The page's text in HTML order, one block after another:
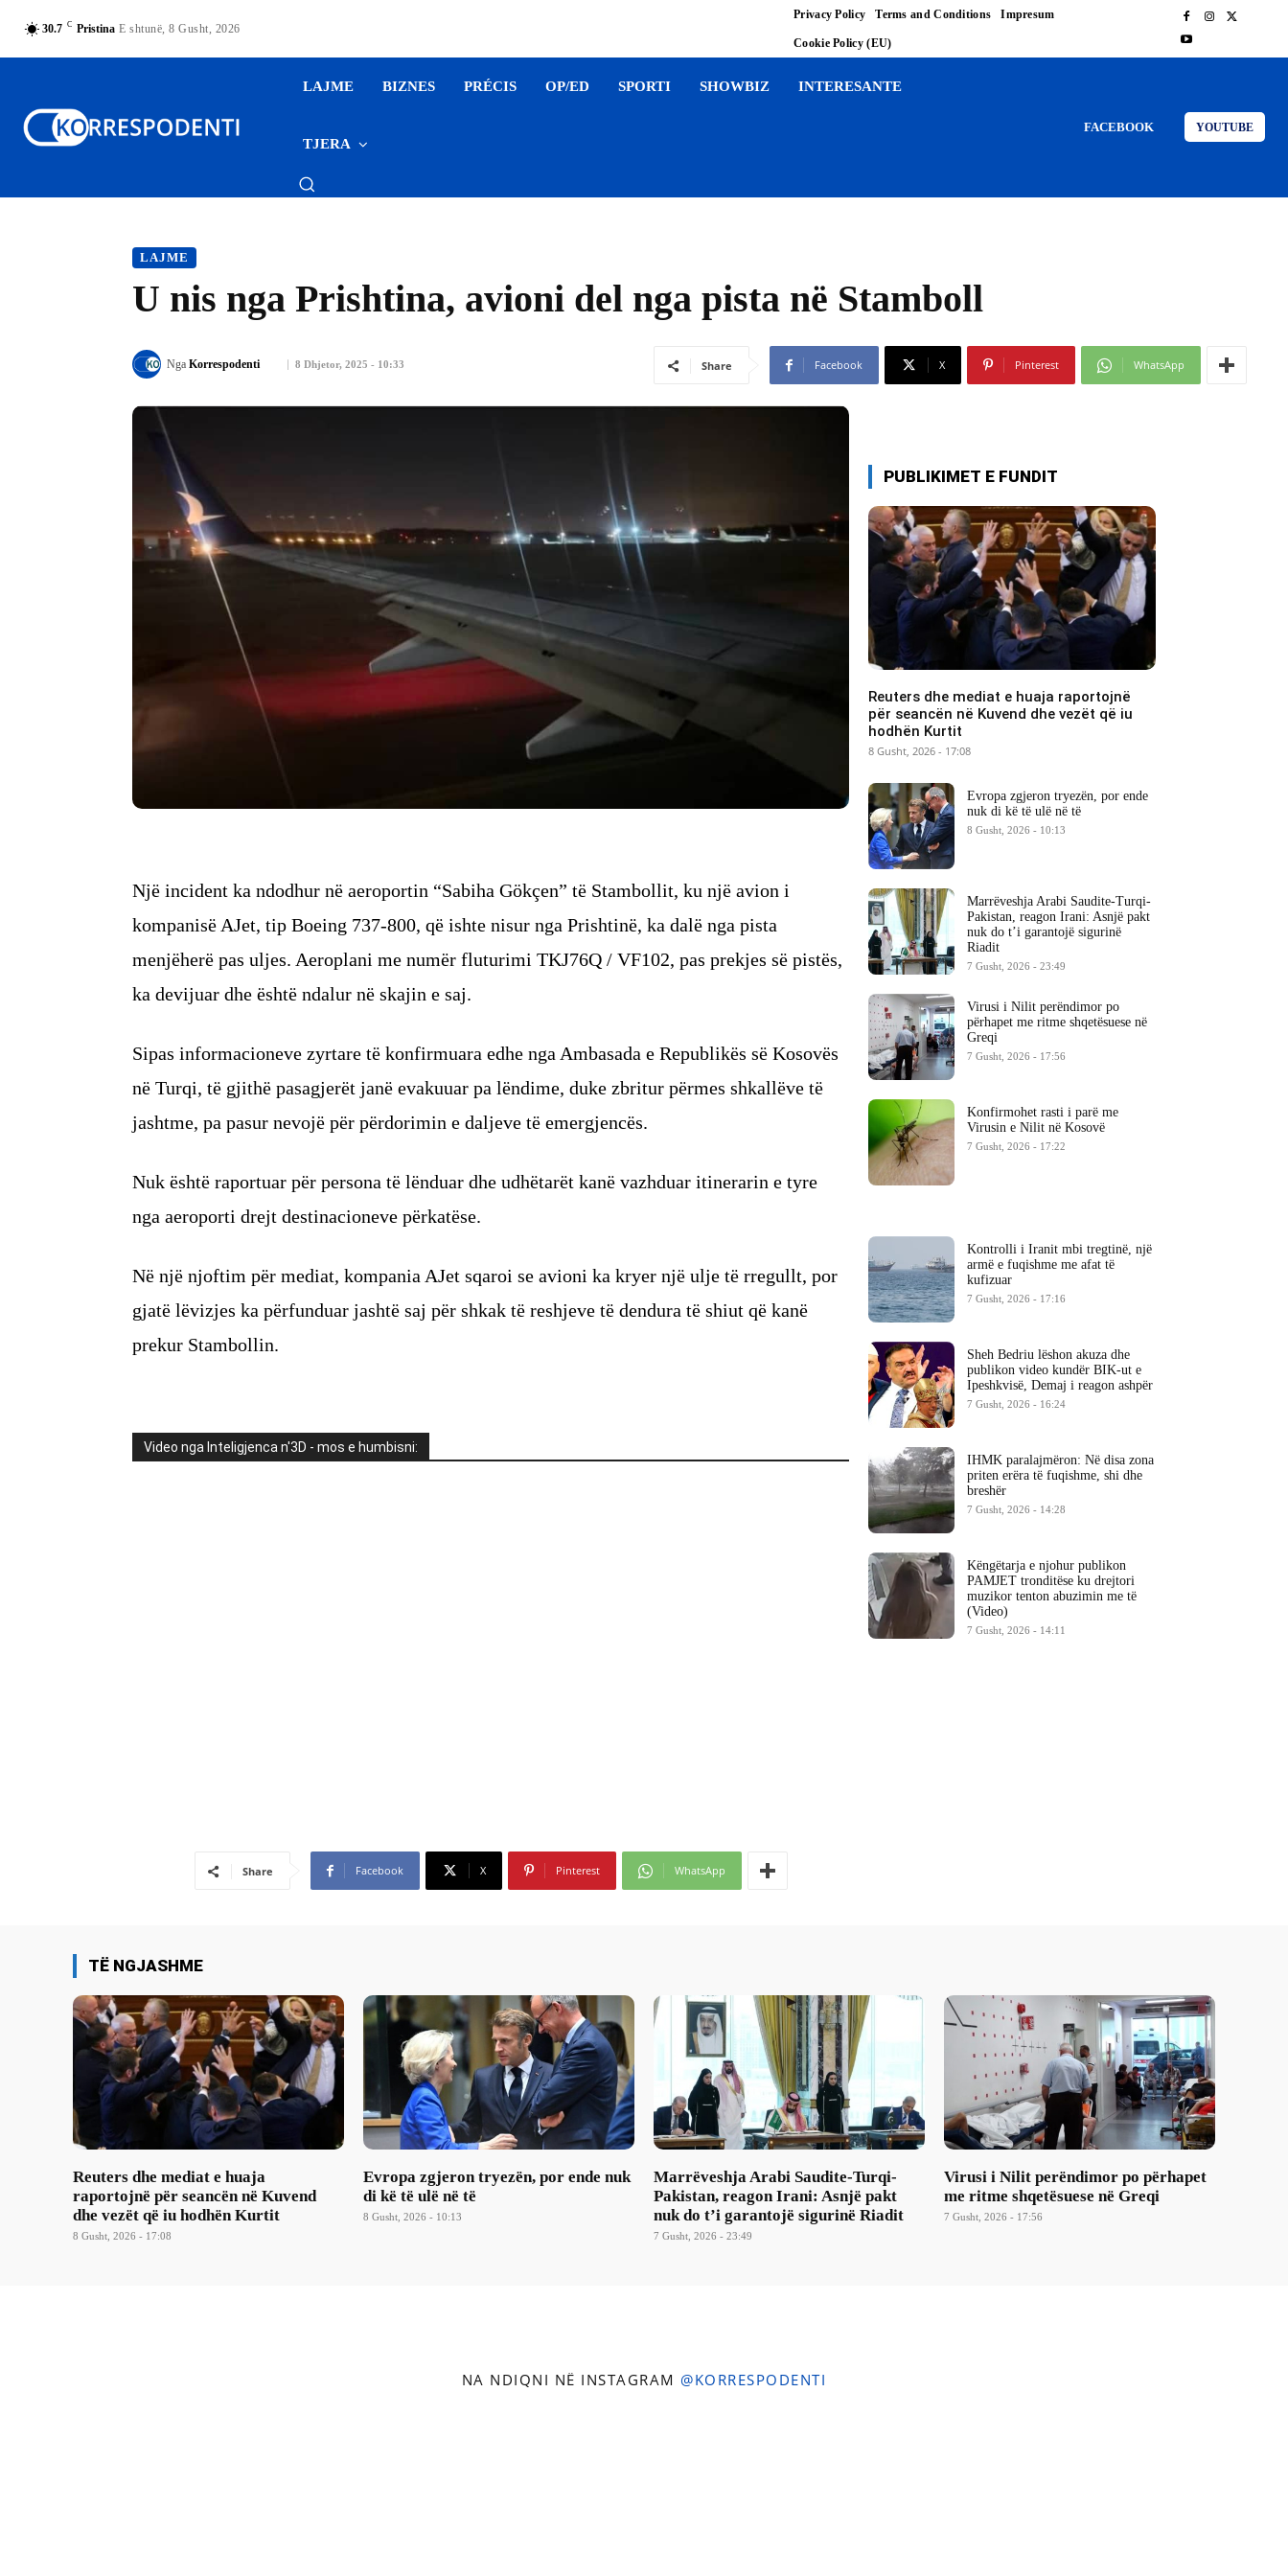
30.7 C Pristina E shtunë, 8 Gusht, 2026
Privacy Policy Terms and Conditions Impresum
Cookie Policy (EU)
LAJME BIZNES PRÉCIS OP/ED SPORTI SHOWBIZ INTERESANTE
TJERA
FACEBOOK YOUTUBE
LAJME
U nis nga Prishtina, avioni del nga pista në Stamboll
8 Dhjetor, 2025 - 10:33
Nga Korrespodenti Share Facebook X Pinterest WhatsApp
Një incident ka ndodhur në aeroportin “Sabiha Gökçen” të Stambollit, ku një avion i
kompanisë AJet, tip Boeing 737-800, që ishte nisur nga Prishtinë, ka dalë nga pista
menjëherë pas uljes. Aeroplani me numër fluturimi TKJ76Q / VF102, pas prekjes së pistës,
ka devijuar dhe është ndalur në skajin e saj.
Sipas informacioneve zyrtare të konfirmuara edhe nga Ambasada e Republikës së Kosovës
në Turqi, të gjithë pasagjerët janë evakuuar pa lëndime, duke zbritur përmes shkallëve të
jashtme, pa pasur nevojë për përdorimin e daljeve të emergjencës.
Nuk është raportuar për persona të lënduar dhe udhëtarët kanë vazhduar itinerarin e tyre
nga aeroporti drejt destinacioneve përkatëse.
Në një njoftim për mediat, kompania AJet sqaroi se avioni ka kryer një ulje të rregullt, por
gjatë lëvizjes ka përfunduar jashtë saj për shkak të reshjeve të dendura të shiut që kanë
prekur Stambollin.
Video nga Inteligjenca n'3D - mos e humbisni:
Share Facebook X Pinterest WhatsApp
PUBLIKIMET E FUNDIT
Reuters dhe mediat e huaja raportojnë
për seancën në Kuvend dhe vezët që iu
hodhën Kurtit
8 Gusht, 2026 - 17:08
Evropa zgjeron tryezën, por ende
nuk di kë të ulë në të
8 Gusht, 2026 - 10:13
Marrëveshja Arabi Saudite-Turqi-
Pakistan, reagon Irani: Asnjë pakt
nuk do t’i garantojë sigurinë
Riadit
7 Gusht, 2026 - 23:49
Virusi i Nilit perëndimor po
përhapet me ritme shqetësuese në
Greqi
7 Gusht, 2026 - 17:56
Konfirmohet rasti i parë me
Virusin e Nilit në Kosovë
7 Gusht, 2026 - 17:22
Kontrolli i Iranit mbi tregtinë, një
armë e fuqishme me afat të
kufizuar
7 Gusht, 2026 - 17:16
Sheh Bedriu lëshon akuza dhe
publikon video kundër BIK-ut e
Ipeshkvisë, Demaj i reagon ashpër
7 Gusht, 2026 - 16:24
IHMK paralajmëron: Në disa zona
priten erëra të fuqishme, shi dhe
breshër
7 Gusht, 2026 - 14:28
Këngëtarja e njohur publikon
PAMJET tronditëse ku drejtori
muzikor tenton abuzimin me të
(Video)
7 Gusht, 2026 - 14:11
TË NGJASHME
Reuters dhe mediat e huaja
raportojnë për seancën në Kuvend
dhe vezët që iu hodhën Kurtit
8 Gusht, 2026 - 17:08
Evropa zgjeron tryezën, por ende nuk
di kë të ulë në të
8 Gusht, 2026 - 10:13
Marrëveshja Arabi Saudite-Turqi-
Pakistan, reagon Irani: Asnjë pakt
nuk do t’i garantojë sigurinë Riadit
7 Gusht, 2026 - 23:49
Virusi i Nilit perëndimor po përhapet
me ritme shqetësuese në Greqi
7 Gusht, 2026 - 17:56
NA NDIQNI NË INSTAGRAM @KORRESPODENTI